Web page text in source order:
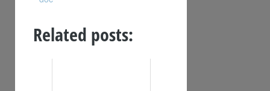
Related posts: